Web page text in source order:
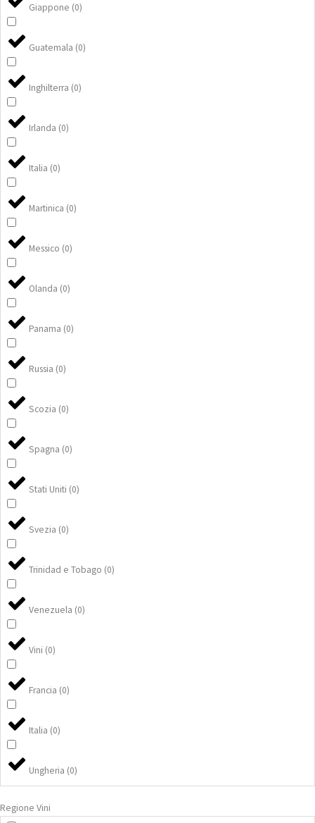
Giappone (0)
Guatemala (0)
Inghilterra (0)
Irlanda (0)
Italia (0)
Martinica (0)
Messico (0)
Olanda (0)
Panama (0)
Russia (0)
Scozia (0)
Spagna (0)
Stati Uniti (0)
Svezia (0)
Trinidad e Tobago (0)
Venezuela (0)
Vini (0)
Francia (0)
Italia (0)
Ungheria (0)
Regione Vini